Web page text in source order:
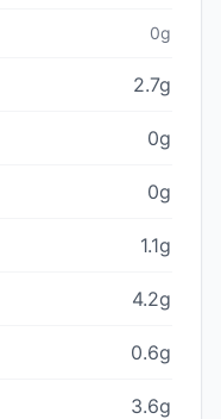
0g
2.7g
0g
0g
1.1g
4.2g
0.6g
3.6g